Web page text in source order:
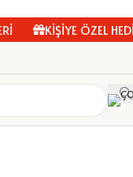
KİŞİYE ÖZEL HEDİYELER